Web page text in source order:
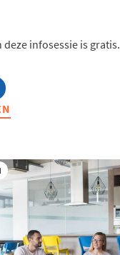
deze infosessie is gratis.